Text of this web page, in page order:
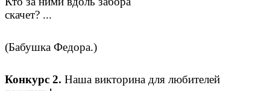
скачет? ...
(Бабушка Федора.)
Конкурс 2. Наша викторина для любителей